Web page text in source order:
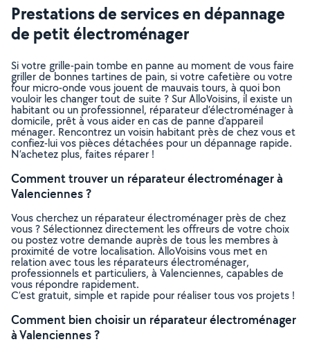
Prestations de services en dépannage
de petit électroménager
Si votre grille-pain tombe en panne au moment de vous faire
griller de bonnes tartines de pain, si votre cafetière ou votre
four micro-onde vous jouent de mauvais tours, à quoi bon
vouloir les changer tout de suite ? Sur AlloVoisins, il existe un
habitant ou un professionnel, réparateur d’électroménager à
domicile, prêt à vous aider en cas de panne d’appareil
ménager. Rencontrez un voisin habitant près de chez vous et
confiez-lui vos pièces détachées pour un dépannage rapide.
N’achetez plus, faites réparer !
Comment trouver un réparateur électroménager à
Valenciennes ?
Vous cherchez un réparateur électroménager près de chez
vous ? Sélectionnez directement les offreurs de votre choix
ou postez votre demande auprès de tous les membres à
proximité de votre localisation. AlloVoisins vous met en
relation avec tous les réparateurs électroménager,
professionnels et particuliers, à Valenciennes, capables de
vous répondre rapidement.
C’est gratuit, simple et rapide pour réaliser tous vos projets !
Comment bien choisir un réparateur électroménager
à Valenciennes ?